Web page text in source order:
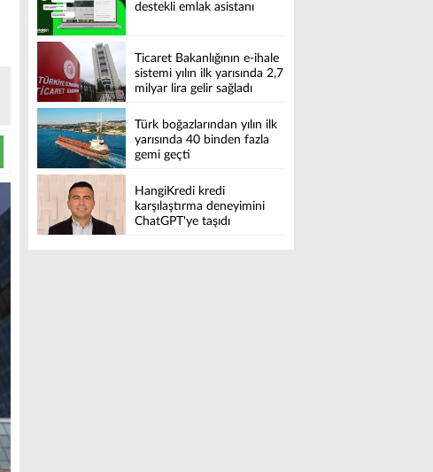
destekli emlak asistanı
Ticaret Bakanlığının e-ihale
sistemi yılın ilk yarısında 2,7
milyar lira gelir sağladı
Türk boğazlarından yılın ilk
yarısında 40 binden fazla
gemi geçti
HangiKredi kredi
karşılaştırma deneyimini
ChatGPT'ye taşıdı